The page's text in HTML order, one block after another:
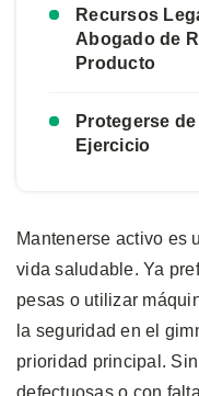
Recursos
Abogado de
Producto
Protegerse
Ejercicio
Mantenerse activo es
vida saludable. Ya
pesas o utilizar
la seguridad en el
prioridad principal.
defectuosas o con